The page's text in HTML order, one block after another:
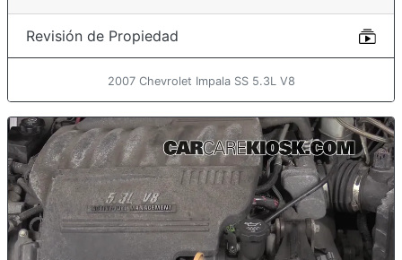
Revisión de Propiedad
2007 Chevrolet Impala SS 5.3L V8